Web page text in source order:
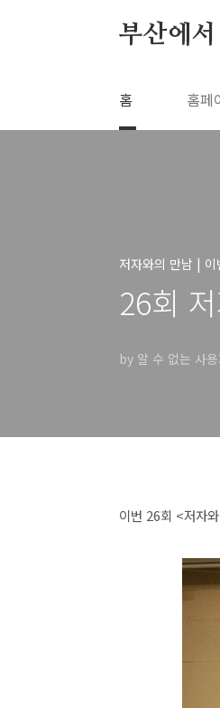
부산에
홈 홈페
저자와의 만남 | 이
26회
by 알 수 없는 사
이번 26회 <저자